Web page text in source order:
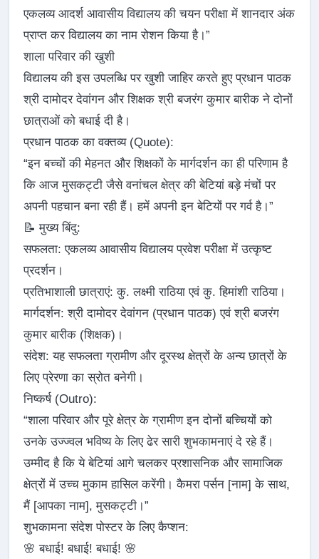
एकलव्य आदर्श आवासीय विद्यालय की चयन परीक्षा में शानदार अंक
प्राप्त कर विद्यालय का नाम रोशन किया है।”
शाला परिवार की खुशी
विद्यालय की इस उपलब्धि पर खुशी जाहिर करते हुए प्रधान पाठक
श्री दामोदर देवांगन और शिक्षक श्री बजरंग कुमार बारीक ने दोनों
छात्राओं को बधाई दी है।
प्रधान पाठक का वक्तव्य (Quote):
“इन बच्चों की मेहनत और शिक्षकों के मार्गदर्शन का ही परिणाम है
कि आज मुसकट्टी जैसे वनांचल क्षेत्र की बेटियां बड़े मंचों पर
अपनी पहचान बना रही हैं। हमें अपनी इन बेटियों पर गर्व है।”
📝 मुख्य बिंदु:
सफलता: एकलव्य आवासीय विद्यालय प्रवेश परीक्षा में उत्कृष्ट
प्रदर्शन।
प्रतिभाशाली छात्राएं: कु. लक्ष्मी राठिया एवं कु. हिमांशी राठिया।
मार्गदर्शन: श्री दामोदर देवांगन (प्रधान पाठक) एवं श्री बजरंग
कुमार बारीक (शिक्षक)।
संदेश: यह सफलता ग्रामीण और दूरस्थ क्षेत्रों के अन्य छात्रों के
लिए प्रेरणा का स्रोत बनेगी।
निष्कर्ष (Outro):
“शाला परिवार और पूरे क्षेत्र के ग्रामीण इन दोनों बच्चियों को
उनके उज्ज्वल भविष्य के लिए ढेर सारी शुभकामनाएं दे रहे हैं।
उम्मीद है कि ये बेटियां आगे चलकर प्रशासनिक और सामाजिक
क्षेत्रों में उच्च मुकाम हासिल करेंगी। कैमरा पर्सन [नाम] के साथ,
मैं [आपका नाम], मुसकट्टी।”
शुभकामना संदेश पोस्टर के लिए कैप्शन:
🌸 बधाई! बधाई! बधाई! 🌸